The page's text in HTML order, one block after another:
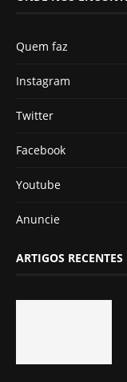
Quem faz
Instagram
Twitter
Facebook
Youtube
Anuncie
ARTIGOS RECENTES